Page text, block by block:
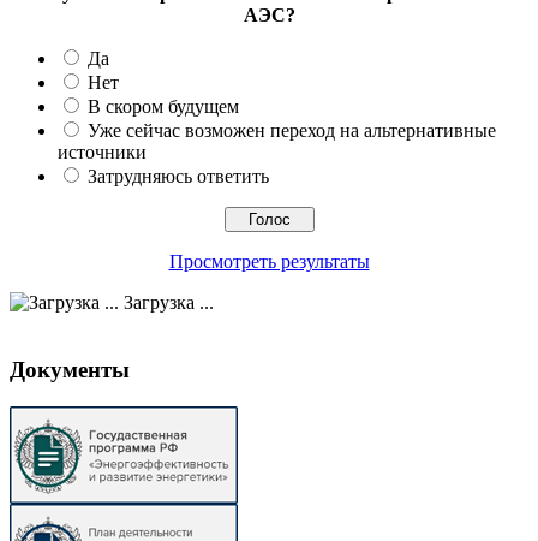
АЭС?
Да
Нет
В скором будущем
Уже сейчас возможен переход на альтернативные
источники
Затрудняюсь ответить
Просмотреть результаты
Загрузка ...
Документы